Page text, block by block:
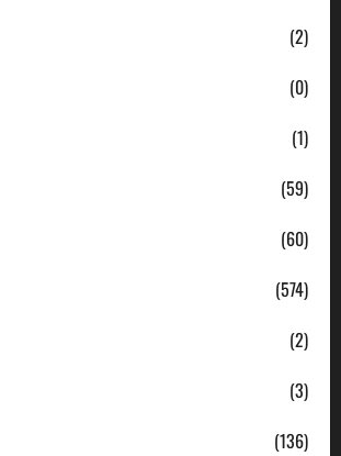
(2)
(0)
(1)
(59)
(60)
(574)
(2)
(3)
(136)